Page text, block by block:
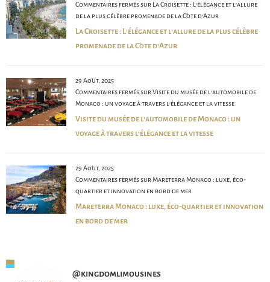
Commentaires ferméssur La Croisette : L’élégance et l’allure
de la plus célèbre promenade de la Côte d’Azur
La Croisette : L’élégance et l’allure de la plus célèbre
promenade de la Côte d’Azur
29 Août, 2025
Commentaires ferméssur Visite du musée de l’automobile de
Monaco : un voyage à travers l’élégance et la vitesse
Visite du musée de l’automobile de Monaco : un
voyage à travers l’élégance et la vitesse
29 Août, 2025
Commentaires ferméssur Mareterra Monaco : luxe, éco-
quartier et innovation en bord de mer
Mareterra Monaco : luxe, éco-quartier et innovation
en bord de mer
@kingdomlimousines